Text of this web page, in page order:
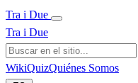
Tra i Due
Tra i Due
WikiQuizQuiénes Somos